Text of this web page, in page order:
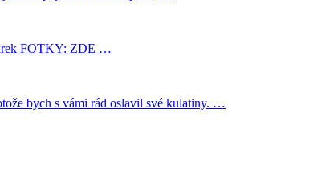
FOTKY: ZDE …
bych s vámi rád oslavil své kulatiny. …